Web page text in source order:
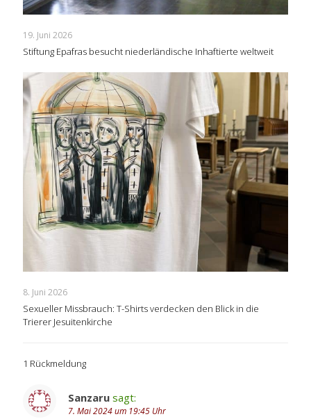
19. Juni 2026
Stiftung Epafras besucht niederländische Inhaftierte weltweit
8. Juni 2026
Sexueller Missbrauch: T-Shirts verdecken den Blick in die
Trierer Jesuitenkirche
1 Rückmeldung
Sanzaru sagt:
7. Mai 2024 um 19:45 Uhr